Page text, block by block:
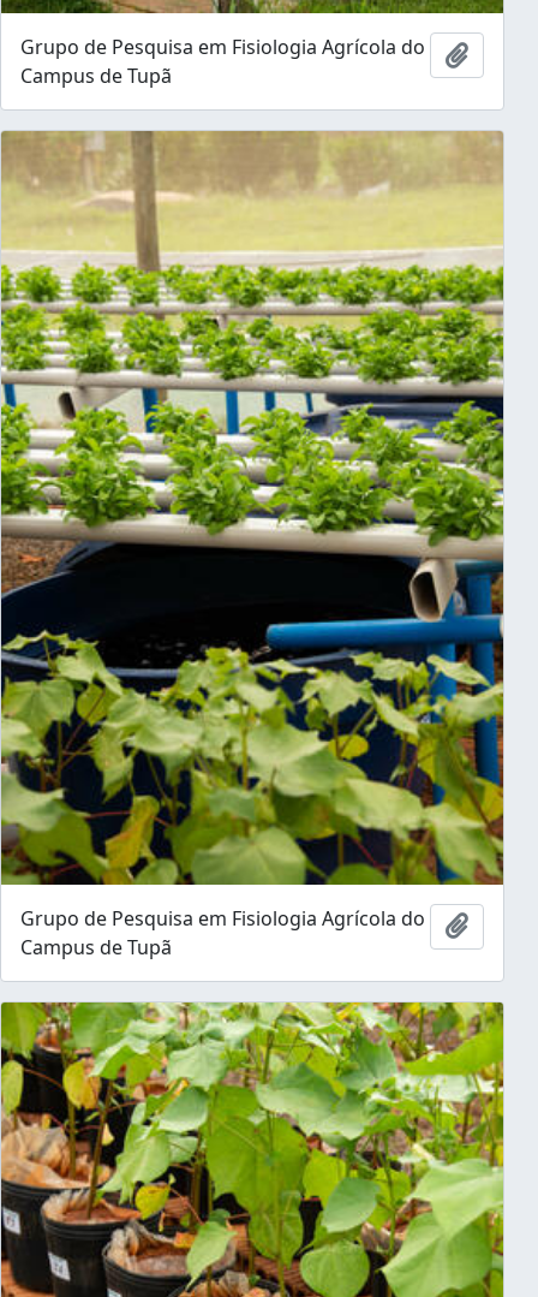
Grupo de Pesquisa em Fisiologia Agrícola do
Campus de Tupã
Ajouter
Grupo de Pesquisa em Fisiologia Agrícola do
Campus de Tupã
Ajouter